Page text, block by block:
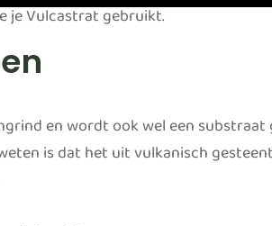
je Vulcastrat gebruikt.
en wordt ook wel een
is dat het uit vulkanisch